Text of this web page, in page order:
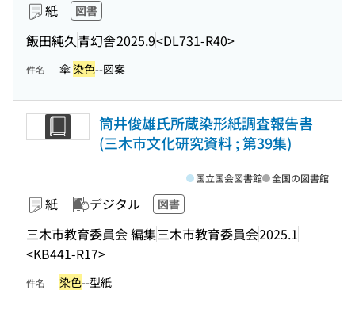
紙 図書
飯田純久 青幻舎2025.9<DL731-R40>
件名 傘染色--図案
筒井俊雄氏所蔵染形紙調査報告書
(三木市文化研究資料 ; 第39集)
紙 デジタル 図書
三木市教育委員会 編集三木市教育委員会2025.1
<KB441-R17>
国立国会図書館 全国の図書館
件名 染色--型紙